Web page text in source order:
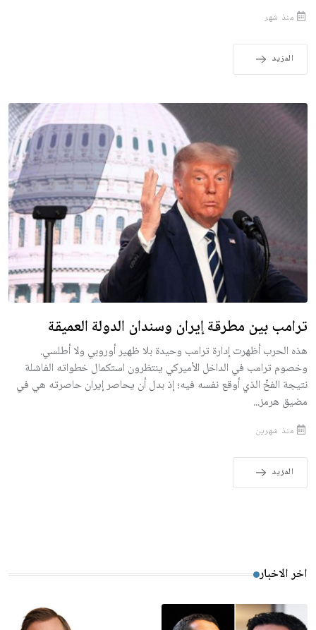
منذ شهر
المزيد
ترامب بين مطرقة إيران وسندان الدولة العميقة
هذه الحرب أظهرت إدارة ترامب وحيدة بلا ظهير أوروبي ولا أطلسي.
وخصوم ترامب في الداخل الأميركي ينتظرون استكمال خطواته الفاشلة
نتيجة الفخّ الذي أوقع نفسه فيه؛ إذ بدل أن يحاصر إيران حاصرته هي في
مضيق هرمز...
منذ شهرين
المزيد
اخر الاخبار